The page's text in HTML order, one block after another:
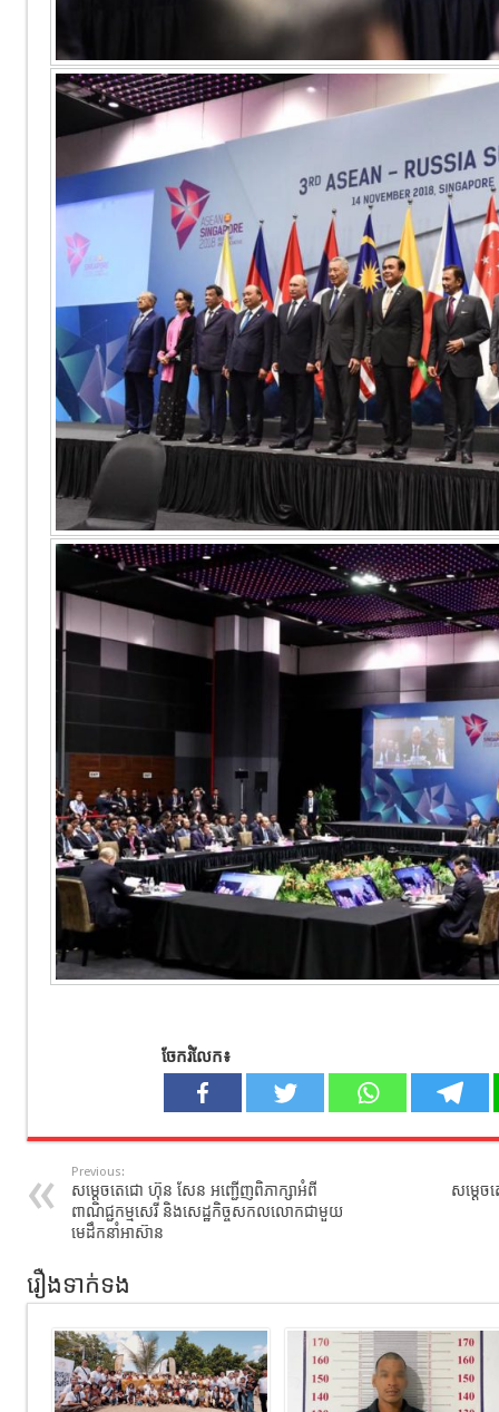
ចែករំលែក៖
Previous:
សម្ដេចតេជោ ហ៊ុន សែន អញ្ជើញពិភាក្សាអំពី
ពាណិជ្ជកម្មសេរី និងសេដ្ឋកិច្ចសកលលោកជាមួយ
មេដឹកនាំអាស៊ាន
សម្ដេ
រឿងទាក់ទង